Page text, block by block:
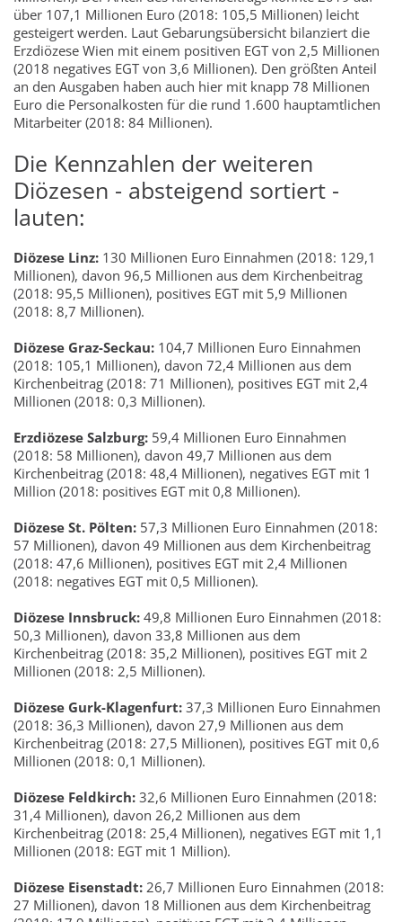
über 107,1 Millionen Euro (2018: 105,5 Millionen) leicht
gesteigert werden. Laut Gebarungsübersicht bilanziert die
Erzdiözese Wien mit einem positiven EGT von 2,5 Millionen
(2018 negatives EGT von 3,6 Millionen). Den größten Anteil
an den Ausgaben haben auch hier mit knapp 78 Millionen
Euro die Personalkosten für die rund 1.600 hauptamtlichen
Mitarbeiter (2018: 84 Millionen).
Die Kennzahlen der weiteren
Diözesen - absteigend sortiert -
lauten:
Diözese Linz: 130 Millionen Euro Einnahmen (2018: 129,1
Millionen), davon 96,5 Millionen aus dem Kirchenbeitrag
(2018: 95,5 Millionen), positives EGT mit 5,9 Millionen
(2018: 8,7 Millionen).
Diözese Graz-Seckau: 104,7 Millionen Euro Einnahmen
(2018: 105,1 Millionen), davon 72,4 Millionen aus dem
Kirchenbeitrag (2018: 71 Millionen), positives EGT mit 2,4
Millionen (2018: 0,3 Millionen).
Erzdiözese Salzburg: 59,4 Millionen Euro Einnahmen
(2018: 58 Millionen), davon 49,7 Millionen aus dem
Kirchenbeitrag (2018: 48,4 Millionen), negatives EGT mit 1
Million (2018: positives EGT mit 0,8 Millionen).
Diözese St. Pölten: 57,3 Millionen Euro Einnahmen (2018:
57 Millionen), davon 49 Millionen aus dem Kirchenbeitrag
(2018: 47,6 Millionen), positives EGT mit 2,4 Millionen
(2018: negatives EGT mit 0,5 Millionen).
Diözese Innsbruck: 49,8 Millionen Euro Einnahmen (2018:
50,3 Millionen), davon 33,8 Millionen aus dem
Kirchenbeitrag (2018: 35,2 Millionen), positives EGT mit 2
Millionen (2018: 2,5 Millionen).
Diözese Gurk-Klagenfurt: 37,3 Millionen Euro Einnahmen
(2018: 36,3 Millionen), davon 27,9 Millionen aus dem
Kirchenbeitrag (2018: 27,5 Millionen), positives EGT mit 0,6
Millionen (2018: 0,1 Millionen).
Diözese Feldkirch: 32,6 Millionen Euro Einnahmen (2018:
31,4 Millionen), davon 26,2 Millionen aus dem
Kirchenbeitrag (2018: 25,4 Millionen), negatives EGT mit 1,1
Millionen (2018: EGT mit 1 Million).
Diözese Eisenstadt: 26,7 Millionen Euro Einnahmen (2018:
27 Millionen), davon 18 Millionen aus dem Kirchenbeitrag